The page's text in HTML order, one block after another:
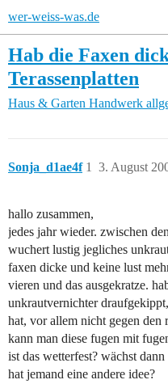
wer-weiss-was.de
Hab die Faxen
Terassenplatten
Haus & Garten Handwerk
Sonja_d1ae4f 3. August
1
hallo zusammen,
jedes jahr wieder. zwischen
wuchert lustig jegliches
faxen dicke und keine lust
vieren und das ausgekratze.
unkrautvernichter
hat, vor allem nicht gegen den
kann man diese fugen mit
ist das wetterfest? wächst
hat jemand eine andere idee?